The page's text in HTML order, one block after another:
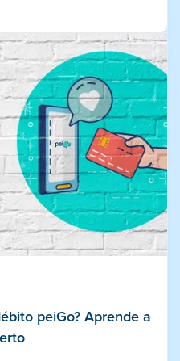
peiGo? Aprende a